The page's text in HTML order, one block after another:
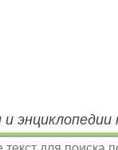
и энциклопедии